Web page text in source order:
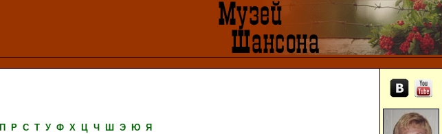
П Р С Т У Ф Х Ц Ч Ш Э Ю Я